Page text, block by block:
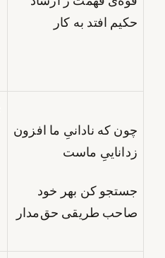
حکیم افتد به کار
چون که نادانیِ ما افزون
زداناییِ ماست
جستجو کن بهر خود
صاحب طریقی حق‌مدار